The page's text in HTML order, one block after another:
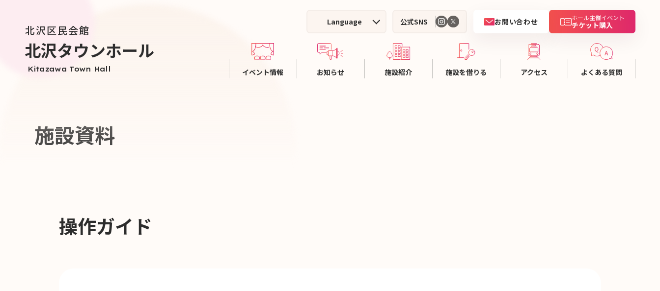
北沢区民会館
北沢タウンホール
Kitazawa Town Hall
Language 公式SNS お問い合わせ ホール主催イベント
チケット購入
イベント情報 お知らせ 施設紹介 施設を借りる アクセス よくある質問
施設資料
操作ガイド